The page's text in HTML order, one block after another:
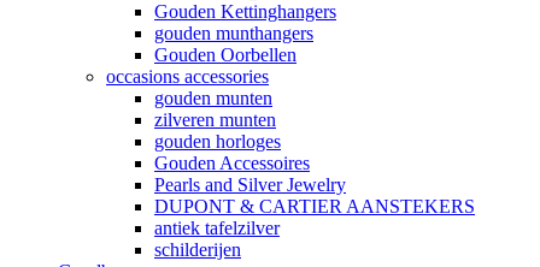
Gouden Kettinghangers
gouden munthangers
Gouden Oorbellen
occasions accessories
gouden munten
zilveren munten
gouden horloges
Gouden Accessoires
Pearls and Silver Jewelry
DUPONT & CARTIER AANSTEKERS
antiek tafelzilver
schilderijen